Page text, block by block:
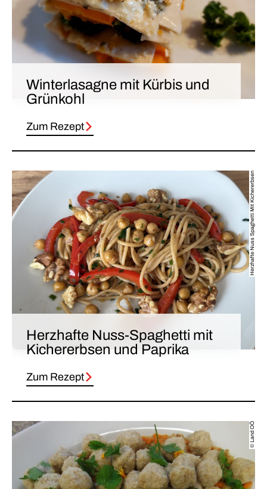
Winterlasagne mit Kürbis und
Grünkohl
Zum Rezept
Herzhafte Nuss Spaghetti Mit Kichererbsen
Herzhafte Nuss-Spaghetti mit
Kichererbsen und Paprika
Zum Rezept
© Land OÖ